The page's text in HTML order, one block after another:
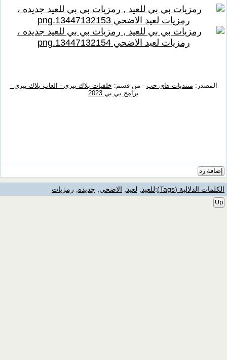
المصدر: منتديات هاى حب - من قسم: خلفيات بلاك بيرى - العاب بلاك بيرى -
برامج بي بي 2023
إضافة رد
الكلمات الدلالية (Tags) :للعيد, لعيد, الاضحي, جديده, رمزيات
Up